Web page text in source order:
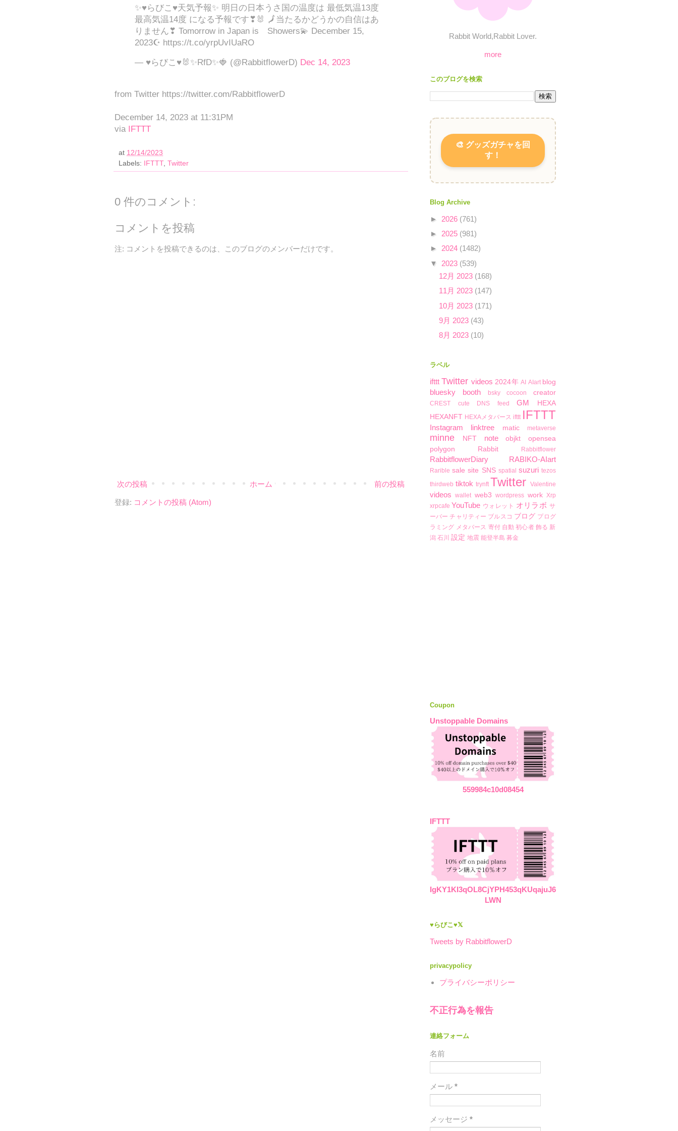
✨♥らびこ♥天気予報✨ 明日の日本うさ国の温度は 最低気温13度
最高気温14度 になる予報です❣🐰 🗾当たるかどうかの自信はあ
りません❣ Tomorrow in Japan is Showers💫 December 15,
2023☪ https://t.co/yrpUvIUaRO
— ♥らびこ♥🐰✨RfD✨🍓 (@RabbitflowerD) Dec 14, 2023
from Twitter https://twitter.com/RabbitflowerD
December 14, 2023 at 11:31PM
via IFTTT
at 12/14/2023
Labels:
IFTTT, Twitter
0 件のコメント:
コメントを投稿
注: コメントを投稿できるのは、このブログのメンバーだけです。
次の投稿 前の投稿
ホーム
登録: コメントの投稿 (Atom)
Rabbit World,Rabbit Lover.
more
このブログを検索
🎨 グッズガチャを回
す！
Blog Archive
► 2026 (761)
► 2025 (981)
► 2024 (1482)
▼ 2023 (539)
12月 2023 (168)
11月 2023 (147)
10月 2023 (171)
9月 2023 (43)
8月 2023 (10)
ラベル
ifttt Twitter videos 2024年 AI AIart blog
bluesky booth bsky cocoon creator
CREST cute DNS feed GM
HEXA
HEXANFT HEXAメタバース ifttt IFTTT
Instagram linktree matic metaverse
minne NFT note objkt
opensea
polygon
Rabbit Rabbitflower
RabbitflowerDiary RABIKO-AIart
Rarible sale site SNS spatial suzuri tezos
thirdweb tiktok trynft Twitter Valentine
videos wallet web3 wordpress work Xrp
xrpcafe YouTube ウォレット オリラボ サ
ーバー チャリティー ブルスコ ブログ プログ
ラミング メタバース 寄付 自動 初心者 飾る 新
潟 石川 設定 地震 能登半島 募金
Coupon
Unstoppable Domains
559984c10d08454
IFTTT
IgKY1KI3qOL8CjYPH453qKUqajuJ6
LWN
♥らびこ♥𝕏
Tweets by RabbitflowerD
privacypolicy
プライバシーポリシー
不正行為を報告
連絡フォーム
名前
メール *
メッセージ *